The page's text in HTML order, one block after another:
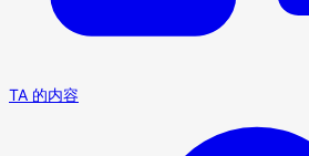
TA 的内容